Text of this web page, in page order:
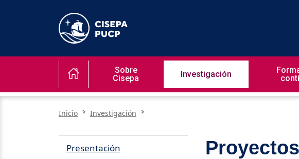
Sobre
Cisepa
Investigación
Inicio Investigación
Presentación Proyectos